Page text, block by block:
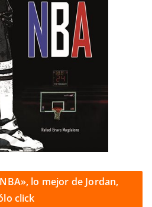
lo mejor de Jordan,
click